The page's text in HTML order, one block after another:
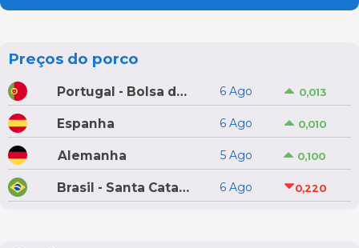
Preços do porco
Portugal - Bolsa do Porco do Montijo 6 Ago 0,013
Espanha 6 Ago 0,010
Alemanha 5 Ago 0,100
Brasil - Santa Catarina 6 Ago 0,220